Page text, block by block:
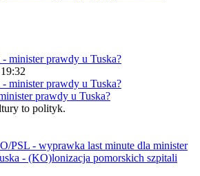
prawdy u Tuska?
to polityk.
PSL - wyprawka last minute dla minister
- (KO)lonizacja pomorskich szpitali